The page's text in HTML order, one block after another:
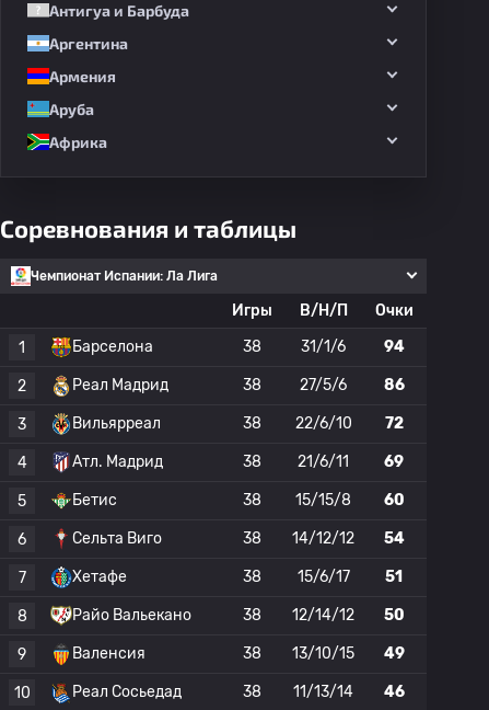
Антигуа и Барбуда
Аргентина
Армения
Аруба
Африка
Соревнования и таблицы
Чемпионат Испании: Ла Лига
Игры В/Н/П
Очки
1
Барселона 38 31/1/6 94
2 Реал Мадрид 38 27/5/6 86
3 Вильярреал 38 22/6/10 72
4 Атл. Мадрид 38 21/6/11 69
5 Бетис 38 15/15/8 60
6 Сельта Виго 38 14/12/12 54
7 Хетафе 38 15/6/17 51
8 Райо Вальекано 38 12/14/12 50
9 Валенсия 38 13/10/15 49
10 Реал Сосьедад 38 11/13/14 46